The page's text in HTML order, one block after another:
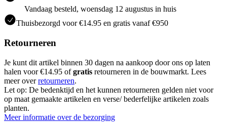
Vandaag besteld, woensdag 12 augustus in huis
Thuisbezorgd voor €14.95 en gratis vanaf €950
Retourneren
Je kunt dit artikel binnen 30 dagen na aankoop door ons op laten
halen voor €14.95 ofgratis retourneren in de bouwmarkt. Lees
meer overretourneren.
Let op: De bedenktijd en het kunnen retourneren gelden niet voor
op maat gemaakte artikelen en verse/ bederfelijke artikelen zoals
planten.
Meer informatie over de bezorging